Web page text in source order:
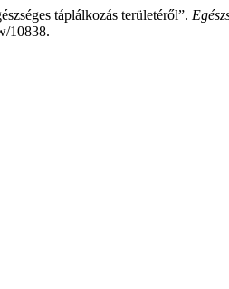
táplálkozás területéről”.
10838.